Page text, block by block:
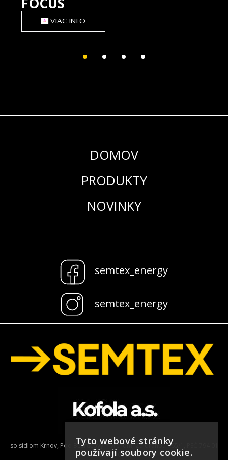
VIAC INFO
DOMOV
PRODUKTY
NOVINKY
semtex_energy
semtex_energy
so sídlom Krnov, Pod Bezručovým vrchom, Za drahou 165/1, PSČ 794 01
IČO: 27767680
Tyto webové stránky
používají soubory cookie.